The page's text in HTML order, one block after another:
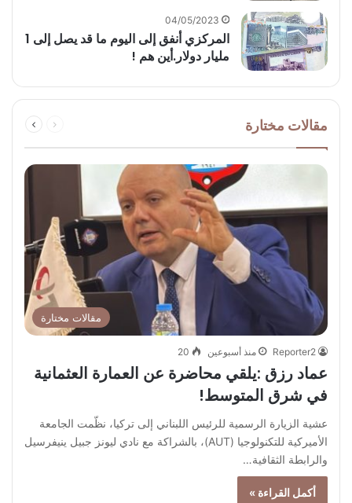
04/05/2023
المركزي أنفق إلى اليوم ما قد يصل إلى 1
مليار دولار.أين هم !
مقالات مختارة
الصفحة
مقالات مختارة
Reporter2 منذ أسبوعين 20
عماد رزق :يلقي محاضرة عن العمارة العثمانية
في شرق المتوسط!
عشية الزيارة الرسمية للرئيس اللبناني إلى تركيا، نظّمت الجامعة
الأميركية للتكنولوجيا (AUT)، بالشراكة مع نادي ليونز جبيل ينيفرسيل
والرابطة الثقافية…
أكمل القراءة »